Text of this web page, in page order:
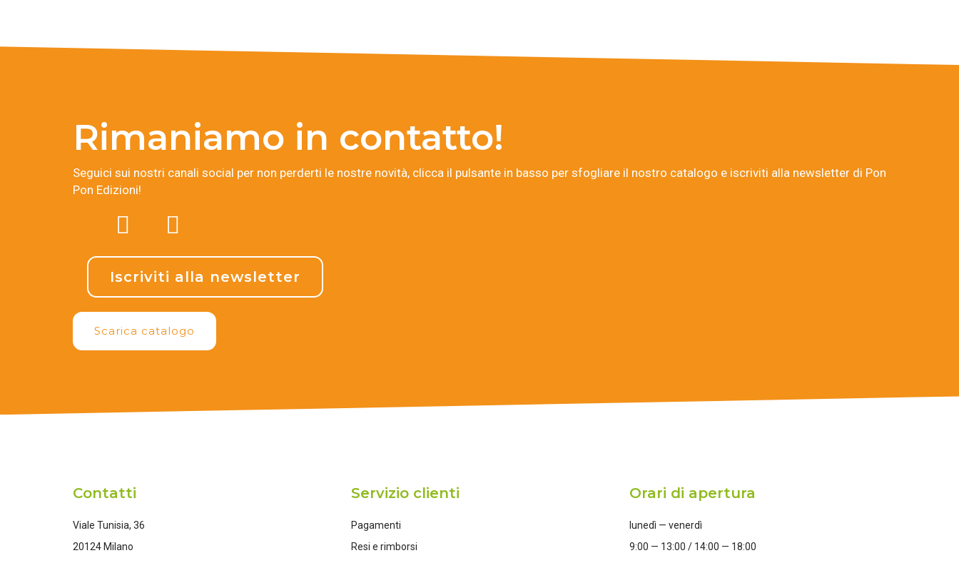
Rimaniamo in contatto!
Seguici sui nostri canali social per non perderti le nostre novità, clicca il pulsante in basso per sfogliare il nostro catalogo e iscriviti alla newsletter di Pon
Pon Edizioni!
Iscriviti alla newsletter
Scarica catalogo
Contatti
Viale Tunisia, 36
20124 Milano
Servizio clienti
Pagamenti
Resi e rimborsi
Orari di apertura
lunedì — venerdì
9:00 — 13:00 / 14:00 — 18:00